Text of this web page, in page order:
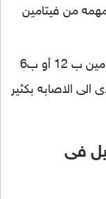
من فيتامين
تناول الاطعمه التى تكون غنيه بفيتامين ب 12 أو ب6
الاصابه بكثير
فى